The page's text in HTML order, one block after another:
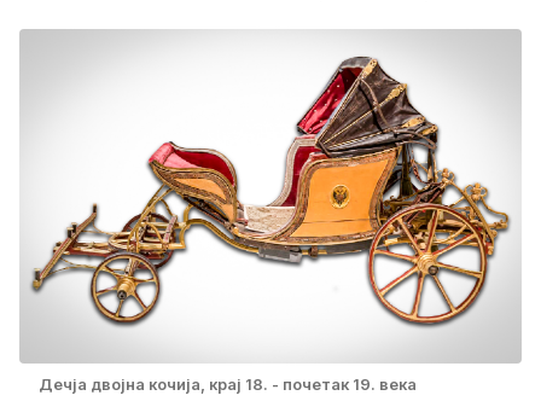
Дечја двојна кочија, крај 18. - почетак 19. века